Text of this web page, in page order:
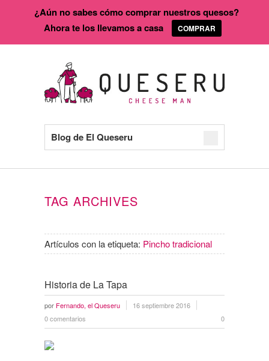
Blog de El Queseru
TAG ARCHIVES
Artículos con la etiqueta: Pincho tradicional
Historia de La Tapa
por Fernando, el Queseru
16 septiembre 2016
0 comentarios
0
¿Aún no sabes cómo comprar nuestros quesos?
Ahora te los llevamos a casa
COMPRAR